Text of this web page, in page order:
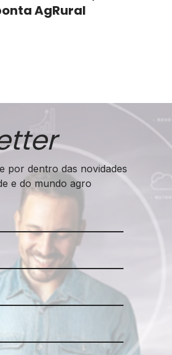
AgRural
por dentro das novidades
e do mundo agro